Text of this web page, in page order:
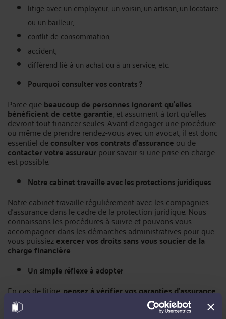
litige avec un employeur, un voisin, un artisan, un locataire
ou un bailleur,
conflit de consommation,
accident,
différend lié à un achat ou à un service, etc.
Pourquoi consulter vos contrats ?
Parce quebeaucoup de personnes ignorent qu’elles
bénéficient de cette garantie, et assument à tort qu’elles
devront tout financer seules. Avant d'engager une procédure
ou même de prendre rendez-vous avec un avocat, il est donc
essentiel deconsulter vos contrats d’assurance ou de
contacter votre assureurpour savoir si une prise en charge
est possible.
Notre cabinet travaille avec les protections juridiques
Notre cabinet travaille régulièrement avec les compagnies
d’assurance dans le cadre de la protection juridique. Nous
connaissons les procédures à suivre et pouvons vous
accompagner dans les démarches administratives pour que
vous puissiezexercer vos droits sans vous soucier de la
charge financière.
Un simple réflexe à adopter
En cas de litige, pensez à vérifier vos garanties d’assurance
Ce simple réflexe peut faire toute la différence.